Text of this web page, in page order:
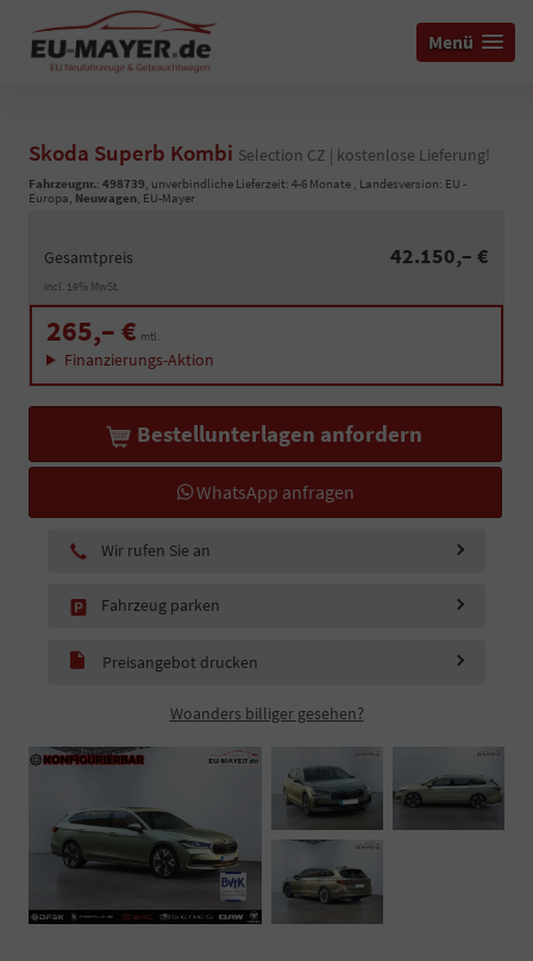
Menü
Skoda Superb Kombi Selection CZ | kostenlose Lieferung!
Fahrzeugnr.: 498739, unverbindliche Lieferzeit: 4-6 Monate , Landesversion: EU -
Europa, Neuwagen, EU-Mayer
Gesamtpreis 42.150,– €
incl. 19% MwSt.
265,– € mtl.
Finanzierungs-Aktion
WhatsApp anfragen
Bestellunterlagen anfordern
Wir rufen Sie an
Fahrzeug parken
Preisangebot drucken
Woanders billiger gesehen?